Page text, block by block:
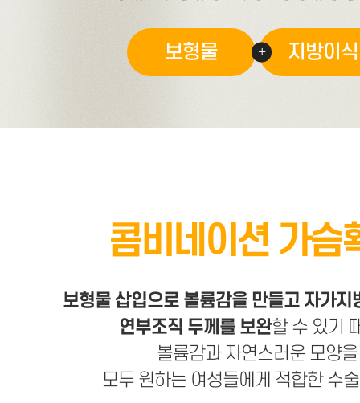
보형물 지방이식
콤비네이션 가슴
보형물 삽입으로 볼륨감을 만들고 자가지
연부조직 두께를 보완할 수 있기
볼륨감과 자연스러운 모양을
모두 원하는 여성들에게 적합한 수